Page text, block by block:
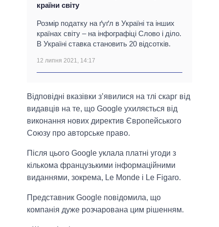
країни світу
Розмір податку на ґуґл в Україні та інших
країнах світу – на інфографіці Слово і діло.
В Україні ставка становить 20 відсотків.
12 липня 2021, 14:17
Відповідні вказівки з’явилися на тлі скарг від
видавців на те, що Google ухиляється від
виконання нових директив Європейського
Союзу про авторське право.
Після цього Google уклала платні угоди з
кількома французькими інформаційними
виданнями, зокрема, Le Monde і Le Figaro.
Представник Google повідомила, що
компанія дуже розчарована цим рішенням.